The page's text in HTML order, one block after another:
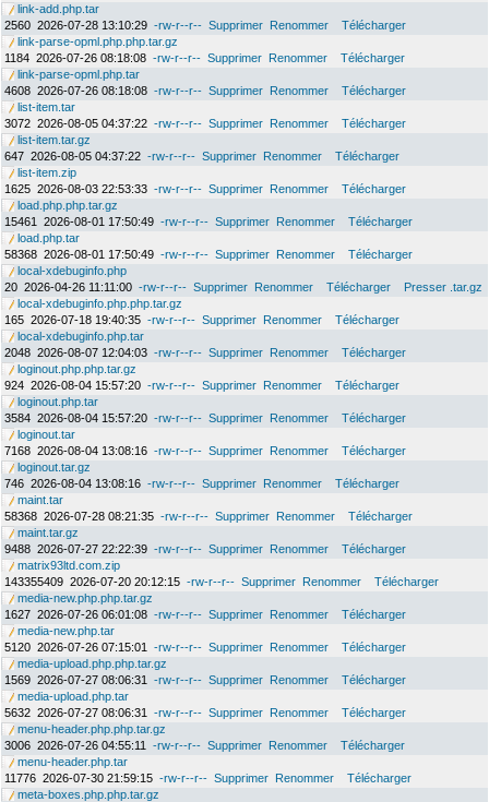
link-add.php.tar
2560 2026-07-28 13:10:29 -rw-r--r-- Supprimer Renommer
Télécharger
link-parse-opml.php.php.tar.gz
1184 2026-07-26 08:18:08 -rw-r--r-- Supprimer Renommer
Télécharger
link-parse-opml.php.tar
4608 2026-07-26 08:18:08 -rw-r--r-- Supprimer Renommer
Télécharger
list-item.tar
3072 2026-08-05 04:37:22 -rw-r--r-- Supprimer Renommer
Télécharger
list-item.tar.gz
647 2026-08-05 04:37:22 -rw-r--r-- Supprimer Renommer
Télécharger
list-item.zip
1625 2026-08-03 22:53:33 -rw-r--r-- Supprimer Renommer
Télécharger
load.php.php.tar.gz
15461
2026-08-01 17:50:49 -rw-r--r-- Supprimer Renommer
Télécharger
load.php.tar
58368 2026-08-01 17:50:49 -rw-r--r-- Supprimer Renommer
Télécharger
local-xdebuginfo.php
20 2026-04-26 11:11:00 -rw-r--r-- Supprimer Renommer Télécharger
Presser .tar.gz
local-xdebuginfo.php.php.tar.gz
165 2026-07-18 19:40:35 -rw-r--r-- Supprimer Renommer
Télécharger
local-xdebuginfo.php.tar
2048 2026-08-07 12:04:03 -rw-r--r-- Supprimer Renommer
Télécharger
loginout.php.php.tar.gz
924 2026-08-04 15:57:20 -rw-r--r-- Supprimer Renommer
Télécharger
loginout.php.tar
3584 2026-08-04 15:57:20 -rw-r--r-- Supprimer Renommer
Télécharger
loginout.tar
7168 2026-08-04 13:08:16 -rw-r--r-- Supprimer Renommer
Télécharger
loginout.tar.gz
746 2026-08-04 13:08:16 -rw-r--r-- Supprimer Renommer
Télécharger
maint.tar
58368 2026-07-28 08:21:35 -rw-r--r-- Supprimer Renommer
Télécharger
maint.tar.gz
9488 2026-07-27 22:22:39 -rw-r--r-- Supprimer Renommer
Télécharger
matrix93ltd.com.zip
143355409 2026-07-20 20:12:15 -rw-r--r-- Supprimer Renommer
Télécharger
media-new.php.php.tar.gz
1627 2026-07-26 06:01:08 -rw-r--r-- Supprimer Renommer
Télécharger
media-new.php.tar
5120 2026-07-26 07:15:01 -rw-r--r-- Supprimer Renommer
Télécharger
media-upload.php.php.tar.gz
1569 2026-07-27 08:06:31 -rw-r--r-- Supprimer Renommer
Télécharger
media-upload.php.tar
5632 2026-07-27 08:06:31 -rw-r--r-- Supprimer Renommer
Télécharger
menu-header.php.php.tar.gz
3006 2026-07-26 04:55:11 -rw-r--r-- Supprimer Renommer
Télécharger
menu-header.php.tar
11776 2026-07-30 21:59:15 -rw-r--r-- Supprimer Renommer
Télécharger
meta-boxes.php.php.tar.gz